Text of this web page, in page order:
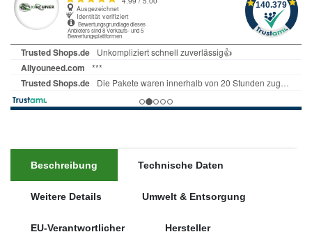
Beschreibung Technische Daten
Weitere Details Umwelt & Entsorgung
EU-Verantwortlicher Hersteller